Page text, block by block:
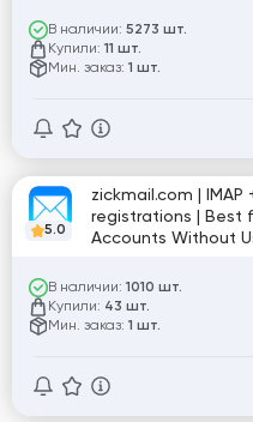
В наличии: 5273 шт.
Купили: 11 шт.
Мин. заказ: 1 шт.
5.0
zickmail.com | IMAP
registrations | Best
Accounts Without
port 993 (SSL/TLS)
В наличии: 1010 шт.
Купили: 43 шт.
Мин. заказ: 1 шт.